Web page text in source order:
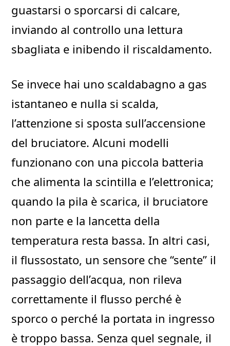
guastarsi o sporcarsi di calcare,
inviando al controllo una lettura
sbagliata e inibendo il riscaldamento.
Se invece hai uno scaldabagno a gas
istantaneo e nulla si scalda,
l’attenzione si sposta sull’accensione
del bruciatore. Alcuni modelli
funzionano con una piccola batteria
che alimenta la scintilla e l’elettronica;
quando la pila è scarica, il bruciatore
non parte e la lancetta della
temperatura resta bassa. In altri casi,
il flussostato, un sensore che “sente” il
passaggio dell’acqua, non rileva
correttamente il flusso perché è
sporco o perché la portata in ingresso
è troppo bassa. Senza quel segnale, il